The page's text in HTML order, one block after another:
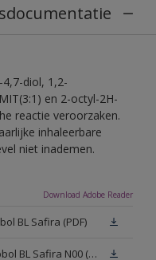
diol, 1,2-
en 2-octyl-2H-
reactie veroorzaken.
inhaleerbare
niet inademen.
Download Adobe Reader
BL Safira (PDF)
Veiligheidsinformatieblad Rubbol BL Safira N00 (MSDS)